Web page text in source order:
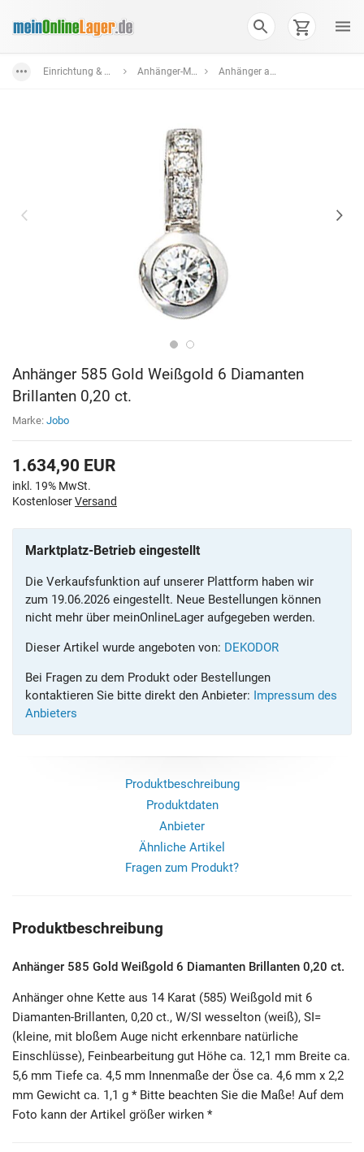
Einrichtung & Wohnaccessoires Anhänger-Medaillons Anhänger aus Gold
Anhänger 585 Gold Weißgold 6 Diamanten
Brillanten 0,20 ct.
Marke: Jobo
1.634,90 EUR
inkl. 19% MwSt.
KostenloserVersand
Marktplatz-Betrieb eingestellt
Die Verkaufsfunktion auf unserer Plattform haben wir
zum 19.06.2026 eingestellt. Neue Bestellungen können
nicht mehr über meinOnlineLager aufgegeben werden.
Dieser Artikel wurde angeboten von: DEKODOR
Bei Fragen zu dem Produkt oder Bestellungen
kontaktieren Sie bitte direkt den Anbieter: Impressum des
Anbieters
Produktbeschreibung
Produktdaten
Anbieter
Ähnliche Artikel
Fragen zum Produkt?
Produktbeschreibung
Anhänger 585 Gold Weißgold 6 Diamanten Brillanten 0,20 ct.
Anhänger ohne Kette aus 14 Karat (585) Weißgold mit 6
Diamanten-Brillanten, 0,20 ct., W/SI wesselton (weiß), SI=
(kleine, mit bloßem Auge nicht erkennbare natürliche
Einschlüsse), Feinbearbeitung gut Höhe ca. 12,1 mm Breite ca.
5,6 mm Tiefe ca. 4,5 mm Innenmaße der Öse ca. 4,6 mm x 2,2
mm Gewicht ca. 1,1 g * Bitte beachten Sie die Maße! Auf dem
Foto kann der Artikel größer wirken *